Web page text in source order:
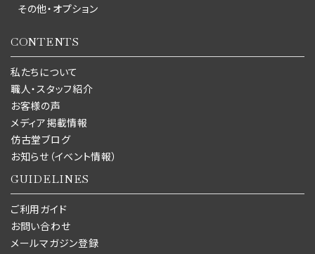
その他・オプション
CONTENTS
私たちについて
職人・スタッフ紹介
お客様の声
メディア掲載情報
仿古堂ブログ
お知らせ（イベント情報）
GUIDELINES
ご利用ガイド
お問い合わせ
メールマガジン登録